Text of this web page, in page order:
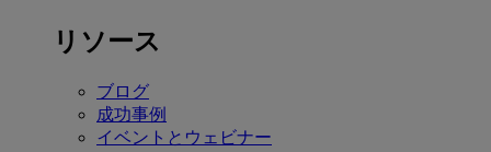
リソース
ブログ
成功事例
イベントとウェビナー